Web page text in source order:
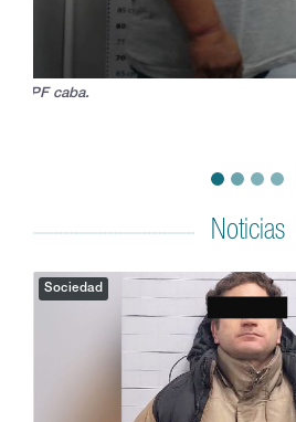
Noticias
Sociedad